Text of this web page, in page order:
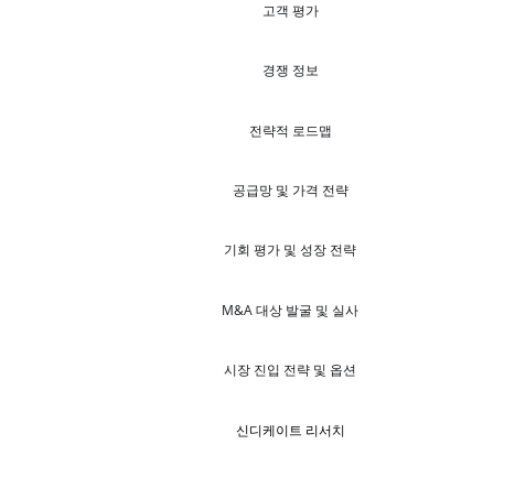
고객 평가
경쟁 정보
전략적 로드맵
공급망 및 가격 전략
기회 평가 및 성장 전략
M&A 대상 발굴 및 실사
시장 진입 전략 및 옵션
신디케이트 리서치